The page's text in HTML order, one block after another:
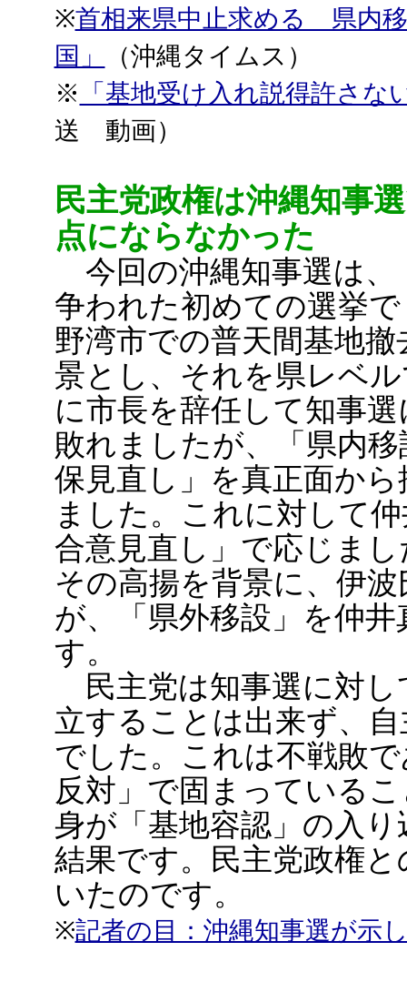
※首相来県中止求める 県内
国」
（沖縄タイムス）
※
「基地受け入れ説得許さな
送 動画）
民主党政権は沖縄知事
点にならなかった
今回の沖縄知事選は、
争われた初めての選挙
野湾市での普天間基地
景とし、それを県レベ
に市長を辞任して知事
敗れましたが、「県内
保見直し」を真正面か
ました。これに対して
合意見直し」で応じま
その高揚を背景に、伊
が、「県外移設」を仲
す。
民主党は知事選に対し
立することは出来ず、
でした。これは不戦敗
反対」で固まっている
身が「基地容認」の入
結果です。民主党政権
いたのです。
※記者の目：沖縄知事選が示